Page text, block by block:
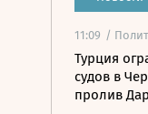
11:09 /
Турция
судов в
пролив